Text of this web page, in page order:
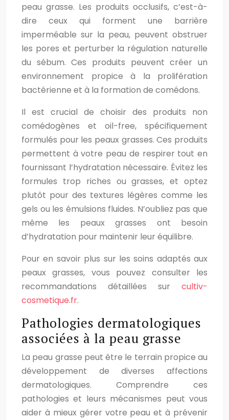
peau grasse. Les produits occlusifs, c’est-à-
dire ceux qui forment une barrière
imperméable sur la peau, peuvent obstruer
les pores et perturber la régulation naturelle
du sébum. Ces produits peuvent créer un
environnement propice à la prolifération
bactérienne et à la formation de comédons.
Il est crucial de choisir des produits non
comédogènes et oil-free, spécifiquement
formulés pour les peaux grasses. Ces produits
permettent à votre peau de respirer tout en
fournissant l’hydratation nécessaire. Évitez les
formules trop riches ou grasses, et optez
plutôt pour des textures légères comme les
gels ou les émulsions fluides. N’oubliez pas que
même les peaux grasses ont besoin
d’hydratation pour maintenir leur équilibre.
Pour en savoir plus sur les soins adaptés aux
peaux grasses, vous pouvez consulter les
recommandations détaillées sur cultiv-
cosmetique.fr.
Pathologies dermatologiques
associées à la peau grasse
La peau grasse peut être le terrain propice au
développement de diverses affections
dermatologiques. Comprendre ces
pathologies et leurs mécanismes peut vous
aider à mieux gérer votre peau et à prévenir